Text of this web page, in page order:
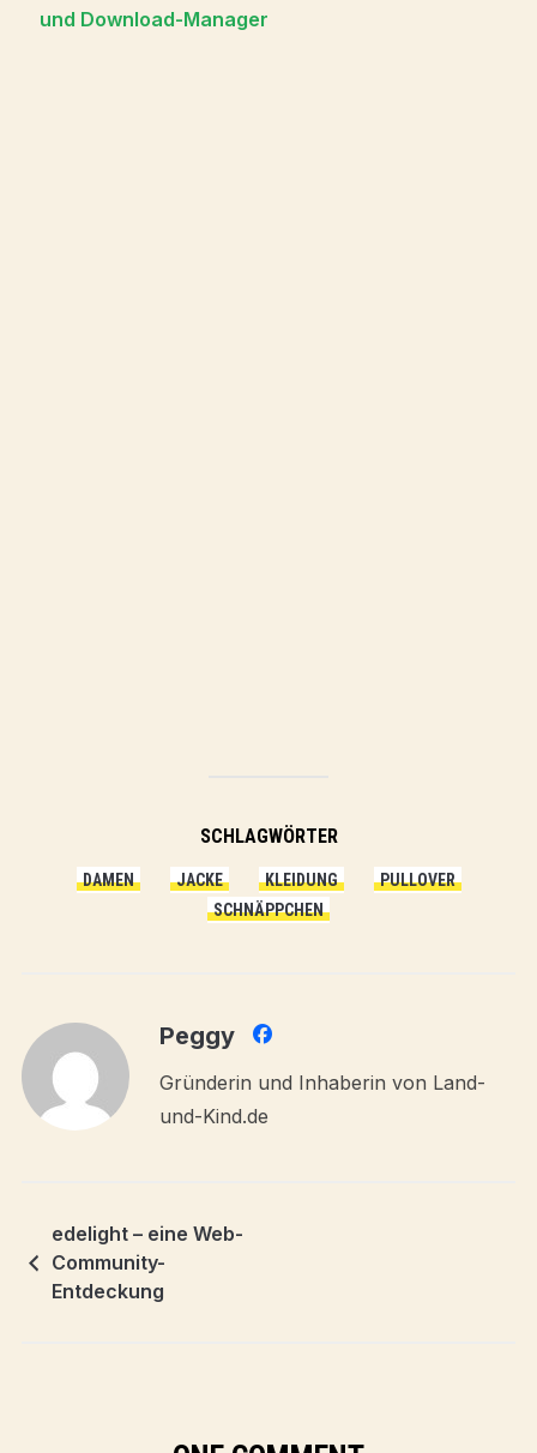
und Download-Manager
SCHLAGWÖRTER
DAMEN JACKE KLEIDUNG
PULLOVER
SCHNÄPPCHEN
Peggy
Gründerin und Inhaberin von Land-
und-Kind.de
edelight – eine Web-
Community-
Entdeckung